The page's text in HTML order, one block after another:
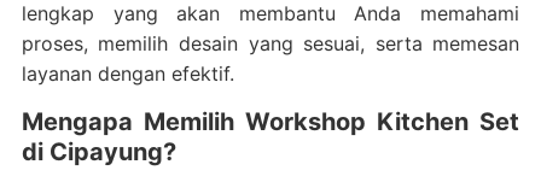
lengkap yang akan membantu Anda memahami
proses, memilih desain yang sesuai, serta memesan
layanan dengan efektif.
Mengapa Memilih Workshop Kitchen Set
di Cipayung?